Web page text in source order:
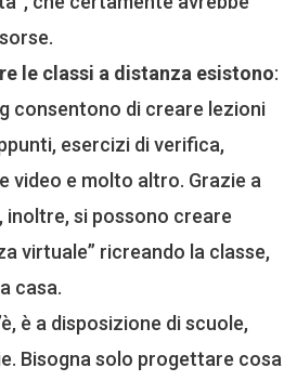
le classi a distanza esistono:
consentono di creare lezioni
esercizi di verifica,
video e molto altro. Grazie a
si possono creare
virtuale” ricreando la classe,
casa.
è a disposizione di scuole,
Bisogna solo progettare cosa